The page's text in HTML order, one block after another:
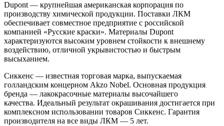
Dupont — крупнейшая американская корпорация по
производству химической продукции. Поставки ЛКМ
обеспечивает совместное предприятие с российской
компанией «Русские краски». Материалы Dupont
характеризуются высоким уровнем стойкости к внешнему
воздействию, отличной укрывистостью и быстрым
высыханием.
Сиккенс — известная торговая марка, выпускаемая
голландским концерном Akzo Nobel. Основная продукция
бренда — лакокрасочные материалы высочайшего
качества. Идеальный результат окрашивания достигается при
комплексном использовании товаров Сиккенс. Гарантия
производителя на все виды ЛКМ — 5 лет.